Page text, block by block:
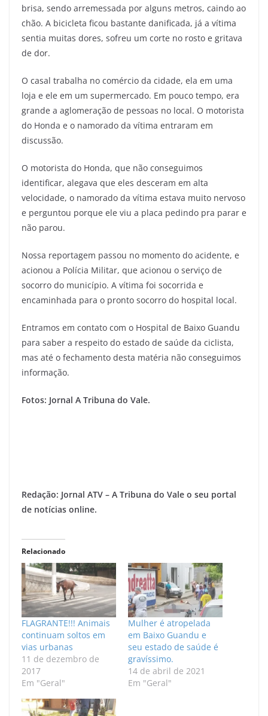
brisa, sendo arremessada por alguns metros, caindo ao
chão. A bicicleta ficou bastante danificada, já a vítima
sentia muitas dores, sofreu um corte no rosto e gritava
de dor.
O casal trabalha no comércio da cidade, ela em uma
loja e ele em um supermercado. Em pouco tempo, era
grande a aglomeração de pessoas no local. O motorista
do Honda e o namorado da vítima entraram em
discussão.
O motorista do Honda, que não conseguimos
identificar, alegava que eles desceram em alta
velocidade, o namorado da vítima estava muito nervoso
e perguntou porque ele viu a placa pedindo pra parar e
não parou.
Nossa reportagem passou no momento do acidente, e
acionou a Polícia Militar, que acionou o serviço de
socorro do município. A vítima foi socorrida e
encaminhada para o pronto socorro do hospital local.
Entramos em contato com o Hospital de Baixo Guandu
para saber a respeito do estado de saúde da ciclista,
mas até o fechamento desta matéria não conseguimos
informação.
Fotos: Jornal A Tribuna do Vale.
Redação: Jornal ATV – A Tribuna do Vale o seu portal
de notícias online.
Relacionado
FLAGRANTE!!! Animais
continuam soltos em
vias urbanas
11 de dezembro de
2017
Em "Geral"
Mulher é atropelada
em Baixo Guandu e
seu estado de saúde é
gravíssimo.
14 de abril de 2021
Em "Geral"